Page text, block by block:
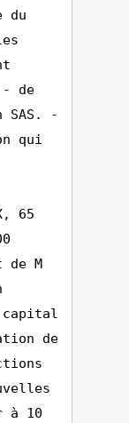
du
de
SAS. -
qui
65
de M
capital
de
à 10